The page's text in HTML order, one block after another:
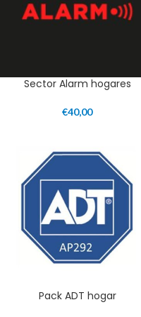
Sector Alarm hogares
€40,00
Pack ADT hogar